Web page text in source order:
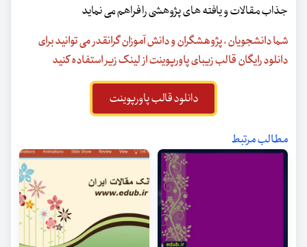
جذاب مقالات و یافته های پژوهشی را فراهم می نماید
شما دانشجویان ، پژوهشگران و دانش آموزان گرانقدر می توانید برای
دانلود رایگان قالب زیبای پاورپوینت از لینک زیر استفاده کنید
دانلود قالب پاورپوینت
مطالب مرتبط